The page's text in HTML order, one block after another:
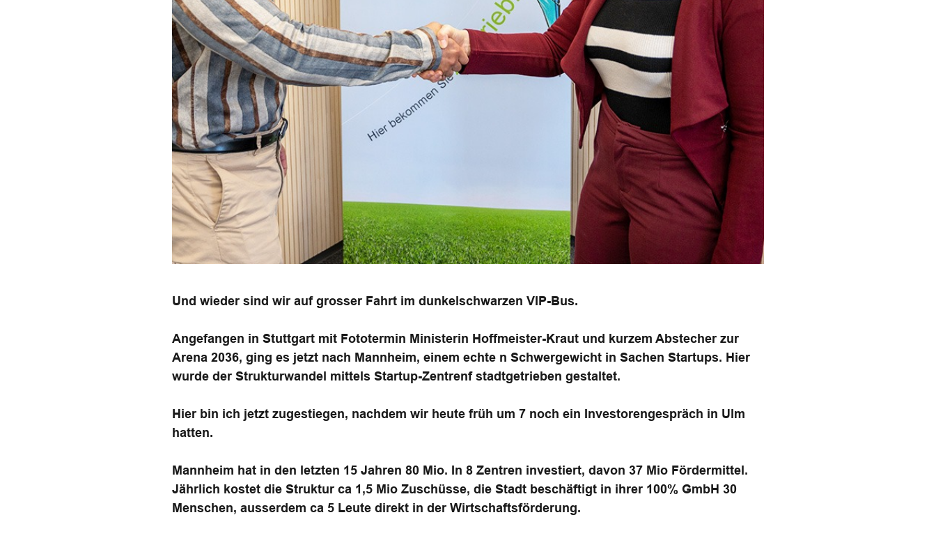
Und wieder sind wir auf grosser Fahrt im dunkelschwarzen VIP-Bus.
Angefangen in Stuttgart mit Fototermin Ministerin Hoffmeister-Kraut und kurzem Abstecher zur
Arena 2036, ging es jetzt nach Mannheim, einem echte n Schwergewicht in Sachen Startups. Hier
wurde der Strukturwandel mittels Startup-Zentrenf stadtgetrieben gestaltet.
Hier bin ich jetzt zugestiegen, nachdem wir heute früh um 7 noch ein Investorengespräch in Ulm
hatten.
Mannheim hat in den letzten 15 Jahren 80 Mio. In 8 Zentren investiert, davon 37 Mio Fördermittel.
Jährlich kostet die Struktur ca 1,5 Mio Zuschüsse, die Stadt beschäftigt in ihrer 100% GmbH 30
Menschen, ausserdem ca 5 Leute direkt in der Wirtschaftsförderung.